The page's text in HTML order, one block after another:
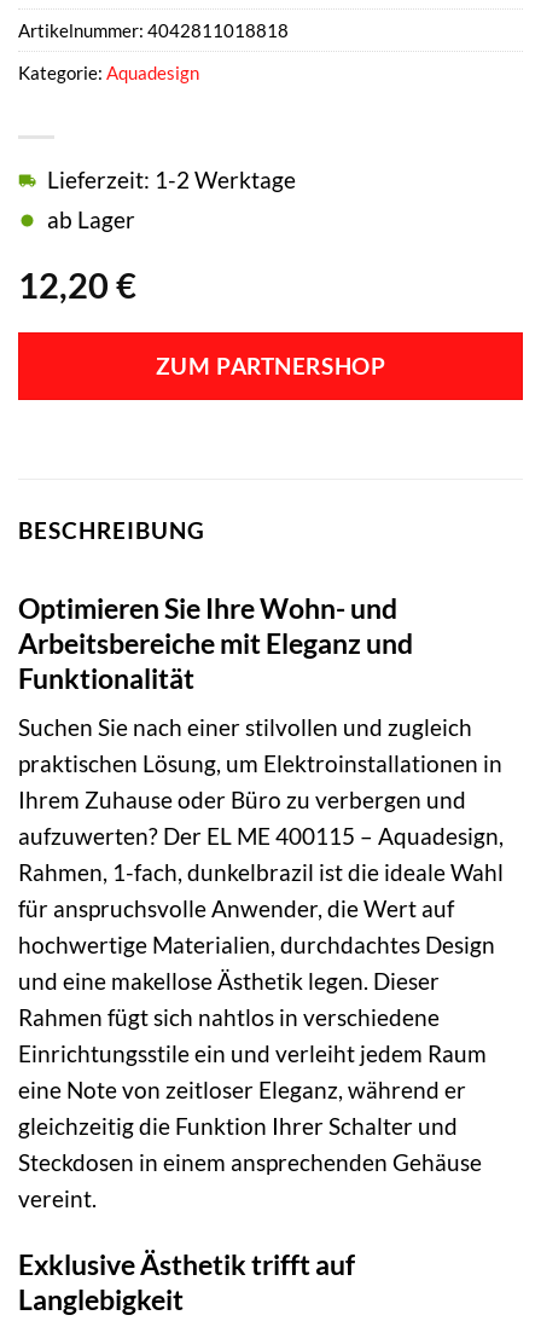
12,20 €
Lieferzeit: 1-2 Werktage
ab Lager
ZUM PARTNERSHOP
Artikelnummer: 4042811018818
Kategorie: Aquadesign
BESCHREIBUNG
Optimieren Sie Ihre Wohn- und
Arbeitsbereiche mit Eleganz und
Funktionalität
Suchen Sie nach einer stilvollen und zugleich
praktischen Lösung, um Elektroinstallationen in
Ihrem Zuhause oder Büro zu verbergen und
aufzuwerten? Der EL ME 400115 – Aquadesign,
Rahmen, 1-fach, dunkelbrazil ist die ideale Wahl
für anspruchsvolle Anwender, die Wert auf
hochwertige Materialien, durchdachtes Design
und eine makellose Ästhetik legen. Dieser
Rahmen fügt sich nahtlos in verschiedene
Einrichtungsstile ein und verleiht jedem Raum
eine Note von zeitloser Eleganz, während er
gleichzeitig die Funktion Ihrer Schalter und
Steckdosen in einem ansprechenden Gehäuse
vereint.
Exklusive Ästhetik trifft auf
Langlebigkeit